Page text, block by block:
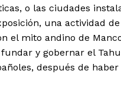
o las ciudades
una actividad
el mito andino de
y gobernar el
después de